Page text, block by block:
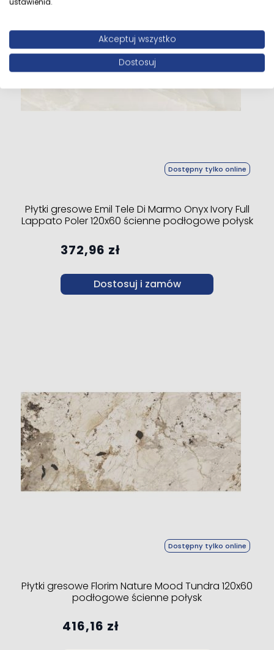
Dostępny tylko online
Płytki gresowe Emil Tele Di Marmo Onyx Ivory Full
Lappato Poler 120x60 ścienne podłogowe połysk
372,96 zł
Dostosuj i zamów
Dostępny tylko online
Płytki gresowe Florim Nature Mood Tundra 120x60
podłogowe ścienne połysk
416,16 zł
Akceptuj wszystko
Dostosuj